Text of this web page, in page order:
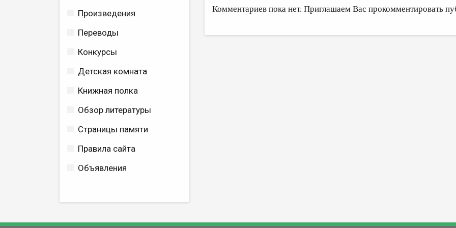
Произведения
Переводы
Конкурсы
Детская комната
Книжная полка
Обзор литературы
Страницы памяти
Правила сайта
Объявления
Комментариев пока нет. Приглашаем Вас прокомментировать